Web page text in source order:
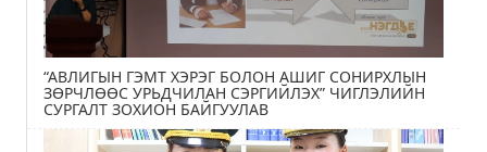
“АВЛИГЫН ГЭМТ ХЭРЭГ БОЛОН АШИГ СОНИРХЛЫН
ЗӨРЧЛӨӨС УРЬДЧИЛАН СЭРГИЙЛЭХ” ЧИГЛЭЛИЙН
СУРГАЛТ ЗОХИОН БАЙГУУЛАВ